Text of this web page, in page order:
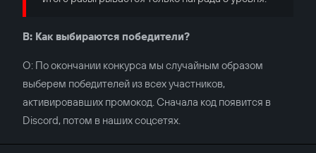
В: Как выбираются победители?
О: По окончании конкурса мы случайным образом
выберем победителей из всех участников,
активировавших промокод. Сначала код появится в
Discord, потом в наших соцсетях.